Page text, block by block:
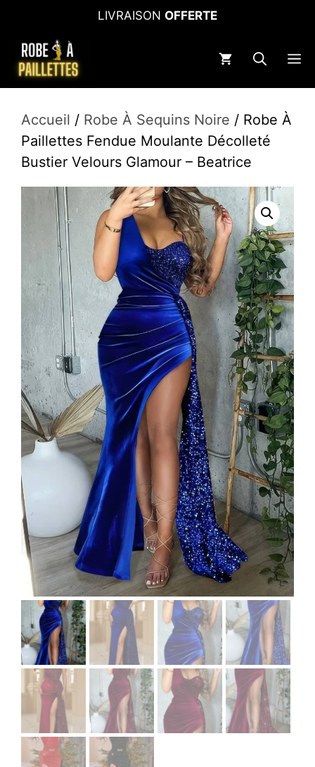
contenu
LIVRAISON OFFERTE
Accueil / Robe À Sequins Noire / Robe À
Paillettes Fendue Moulante Décolleté
Bustier Velours Glamour – Beatrice